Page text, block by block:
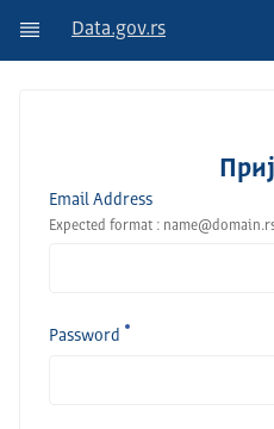
Data.gov.rs
Email Address
Expected format :
Password